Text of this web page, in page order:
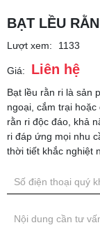
BẠT LỀU
Lượt xem: 1133
Giá: Liên hệ
Bạt lều rằn ri là sản
ngoại, cắm trại
rằn ri độc đáo, khả
ri đáp ứng mọi nhu
thời tiết khắc nghiệt